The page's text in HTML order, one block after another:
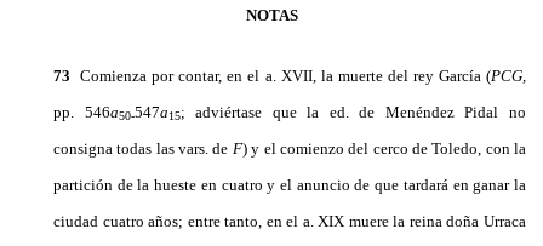
NOTAS
73 Comienza por contar, en el a. XVII, la muerte del rey García (PCG,
pp. 546a50-547a15; adviértase que la ed. de Menéndez Pidal no
consigna todas las vars. de F) y el comienzo del cerco de Toledo, con la
partición de la hueste en cuatro y el anuncio de que tardará en ganar la
ciudad cuatro años; entre tanto, en el a. XIX muere la reina doña Urraca